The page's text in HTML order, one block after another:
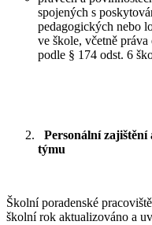
spojených s
pedagogických nebo
ve škole, včetně
podle § 174 odst. 6
Personální
týmu
Školní poradenské
školní rok aktualizováno a